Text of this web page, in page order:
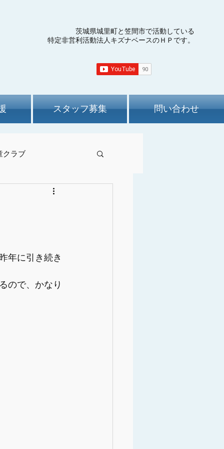
茨城県城里町と笠間市で活動している
特定非営利活動法人キズナベースのＨＰです。
スタッフ募集 問い合わせ
クラブ
年に引き続き
ので、かなり